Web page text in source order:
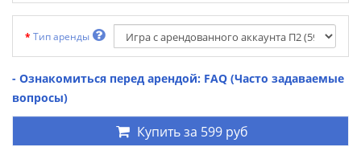
Тип аренды
- Ознакомиться перед арендой: FAQ (Часто задаваемые
вопросы)
Купить за 599 руб